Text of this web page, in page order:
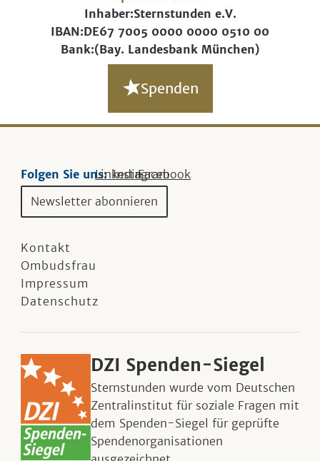
Inhaber:Sternstunden e.V.
IBAN:DE67 7005 0000 0000 0510 00
Bank:(Bay. Landesbank München)
Spenden
Folgen Sie uns:Linkedin
Instagram
Facebook
Newsletter abonnieren
Kontakt
Ombudsfrau
Impressum
Datenschutz
DZI Spenden-Siegel
Sternstunden wurde vom Deutschen
Zentralinstitut für soziale Fragen mit
dem Spenden-Siegel für geprüfte
Spendenorganisationen